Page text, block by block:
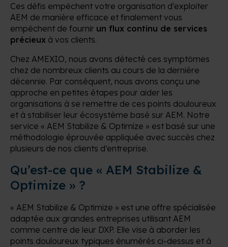
Ces défis empêchent votre organisation d’exploiter
AEM de manière efficace et finalement vous
empêchent de fournir un flux continu de services
précieux à vos clients.
Chez AMEXIO, nous avons détecté ces symptômes
chez de nombreux clients au cours de la dernière
décennie. Par conséquent, nous avons conçu une
approche en petites étapes pour aider les
organisations à se remettre de ces points douloureux
et à stabiliser leur écosystème basé sur AEM. Notre
service « AEM Stabilize & Optimize » est basé sur une
méthodologie éprouvée appliquée avec succès chez
plusieurs de nos clients d’entreprise.
Qu’est-ce que « AEM Stabilize &
Optimize » ?
« AEM Stabilize & Optimize » est une offre spécialisée
adaptée aux grandes entreprises utilisant AEM
comme centre de leur DXP. Elle vise à aborder les
points douloureux typiques énumérés ci-dessus et à